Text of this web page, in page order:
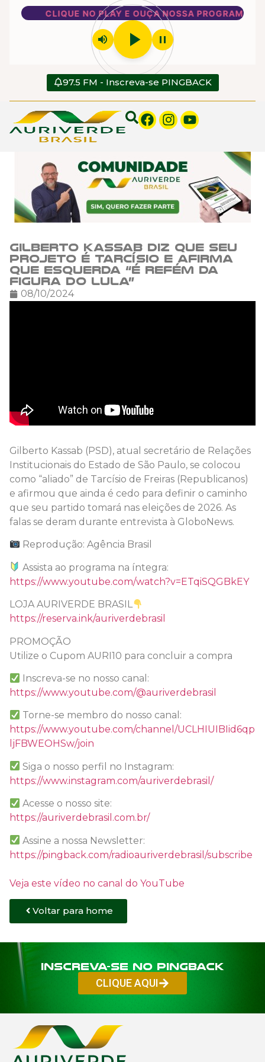
CLIQUE NO PLAY E OUÇA NOSSA PROGRAMAÇÃO
volume_up play_arrow pause
97.5 FM - Inscreva-se PINGBACK
Gilberto Kassab diz que seu
projeto é Tarcísio e afirma
que esquerda “é refém da
figura do Lula”
08/10/2024
Gilberto Kassab (PSD), atual secretário de Relações
Institucionais do Estado de São Paulo, se colocou
como “aliado” de Tarcísio de Freiras (Republicanos)
e afirmou que ainda é cedo para definir o caminho
que seu partido tomará nas eleições de 2026. As
falas se deram durante entrevista à GloboNews.
Reprodução: Agência Brasil
Assista ao programa na íntegra:
https://www.youtube.com/watch?v=ETqiSQGBkEY
LOJA AURIVERDE BRASIL
https://reserva.ink/auriverdebrasil
PROMOÇÃO
Utilize o Cupom AURI10 para concluir a compra
Inscreva-se no nosso canal:
https://www.youtube.com/@auriverdebrasil
Torne-se membro do nosso canal:
https://www.youtube.com/channel/UCLHIUIBIid6qp
ljFBWEOHSw/join
Siga o nosso perfil no Instagram:
https://www.instagram.com/auriverdebrasil/
Acesse o nosso site:
https://auriverdebrasil.com.br/
Assine a nossa Newsletter:
https://pingback.com/radioauriverdebrasil/subscribe
Veja este vídeo no canal do YouTube
Voltar para home
Inscreva-se no PINGBACK
CLIQUE AQUI